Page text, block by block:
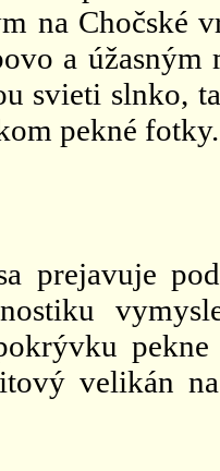
na Chočské
a
svieti slnko,
pekné fotky.
prejavuje
velikán